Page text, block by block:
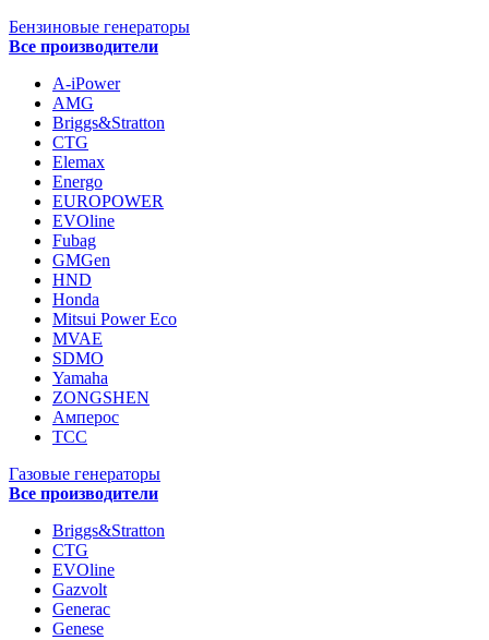
Бензиновые генераторы
Все производители
A-iPower
AMG
Briggs&Stratton
CTG
Elemax
Energo
EUROPOWER
EVOline
Fubag
GMGen
HND
Honda
Mitsui Power Eco
MVAE
SDMO
Yamaha
ZONGSHEN
Амперос
ТСС
Газовые генераторы
Все производители
Briggs&Stratton
CTG
EVOline
Gazvolt
Generac
Genese